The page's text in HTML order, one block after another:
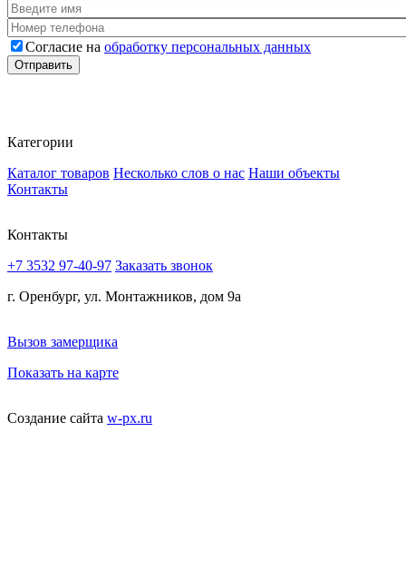
Ваше имя*
Номер телефона*
Согласие на обработку персональных данных
Согласие*
Отправить
Категории
Каталог товаров Несколько слов о нас Наши объекты
Контакты
Контакты
+7 3532 97-40-97 Заказать звонок
г. Оренбург, ул. Монтажников, дом 9а
Вызов замерщика
Показать на карте
Создание сайта w-px.ru